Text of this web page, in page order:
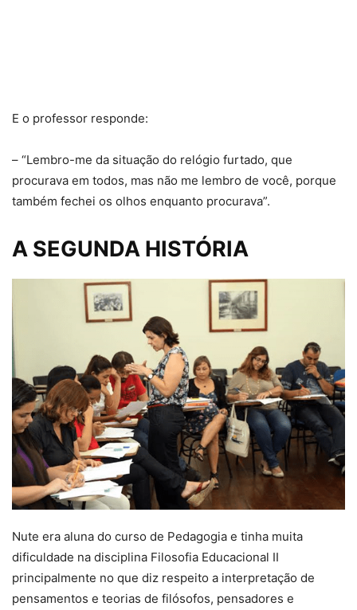
E o professor responde:
– “Lembro-me da situação do relógio furtado, que
procurava em todos, mas não me lembro de você, porque
também fechei os olhos enquanto procurava”.
A SEGUNDA HISTÓRIA
Nute era aluna do curso de Pedagogia e tinha muita
dificuldade na disciplina Filosofia Educacional II
principalmente no que diz respeito a interpretação de
pensamentos e teorias de filósofos, pensadores e